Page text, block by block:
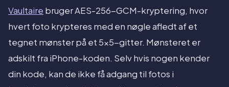
Vaultaire bruger AES-256-GCM-kryptering, hvor
hvert foto krypteres med en nøgle afledt af et
tegnet mønster på et 5x5-gitter. Mønsteret er
adskilt fra iPhone-koden. Selv hvis nogen kender
din kode, kan de ikke få adgang til fotos i